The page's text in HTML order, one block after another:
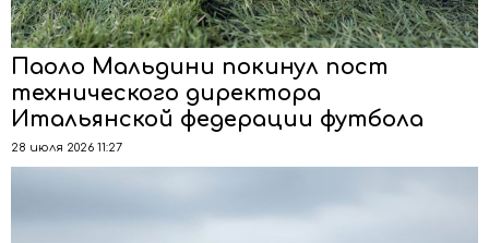
Паоло Мальдини покинул пост
технического директора
Итальянской федерации футбола
28 июля 2026 11:27